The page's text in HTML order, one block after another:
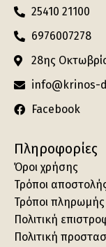
25410 21100
6976007278
28ης
info@krinos-
Facebook
Πληροφορίες
Όροι χρήσης
Τρόποι
Τρόποι πληρωμής
Πολιτική
Πολιτική